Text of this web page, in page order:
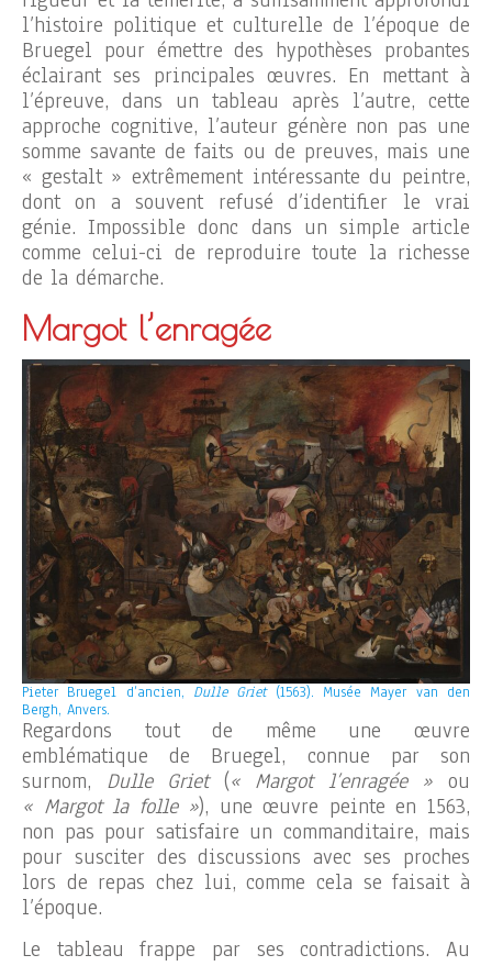
l’histoire politique et culturelle de l’époque de
Bruegel pour émettre des hypothèses probantes
éclairant ses principales œuvres. En mettant à
l’épreuve, dans un tableau après l’autre, cette
approche cognitive, l’auteur génère non pas une
somme savante de faits ou de preuves, mais une
« gestalt » extrêmement intéressante du peintre,
dont on a souvent refusé d’identifier le vrai
génie. Impossible donc dans un simple article
comme celui-ci de reproduire toute la richesse
de la démarche.
Margot l’enragée
Pieter Bruegel d’ancien, Dulle Griet(1563). Musée Mayer van den
Bergh, Anvers.
Regardons tout de même une œuvre
emblématique de Bruegel, connue par son
surnom, Dulle Griet(« Margot l’enragée » ou
« Margot la folle »), une œuvre peinte en 1563,
non pas pour satisfaire un commanditaire, mais
pour susciter des discussions avec ses proches
lors de repas chez lui, comme cela se faisait à
l’époque.
Le tableau frappe par ses contradictions. Au